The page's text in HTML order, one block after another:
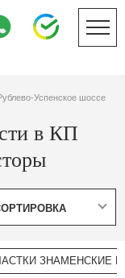
Рублево-Успенское шоссе
в КП
ЗНАМЕНСКИЕ